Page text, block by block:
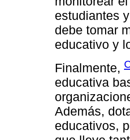
estudiantes
debe tomar
educativo y
Finalmente,
educativa
Además,
educativos,